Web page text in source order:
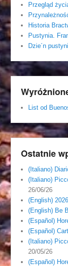
Przegląd
Historia
Pustynia.
Dzie´n pustyni
List od
Ostatnie
(Italiano)
(Italiano)
26/06/26
(English)
(English) Be
(Español)
(Español)
(Italiano)
20/05/26
(Español)